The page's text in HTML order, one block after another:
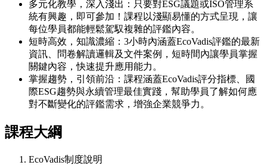
多元化教學，深入淺出：只要對ESG議題或ISO管理系
統有興趣，即可參加！課程以淺顯易懂的方式呈現，讓
每位學員都能輕鬆駕馭複雜的評鑑內容。
短時高效，知識濃縮：3小時內涵蓋EcoVadis評鑑的最新
資訊、問卷解讀邏輯及文件案例，短時間內讓學員掌握
關鍵內容，快速提升應用能力。
掌握趨勢，引領前沿：課程涵蓋EcoVadis評分指標、國
際ESG趨勢與永續管理最佳實踐，幫助學員了解如何應
對不斷變化的評鑑需求，增強企業競爭力。
課程大綱
EcoVadis制度說明